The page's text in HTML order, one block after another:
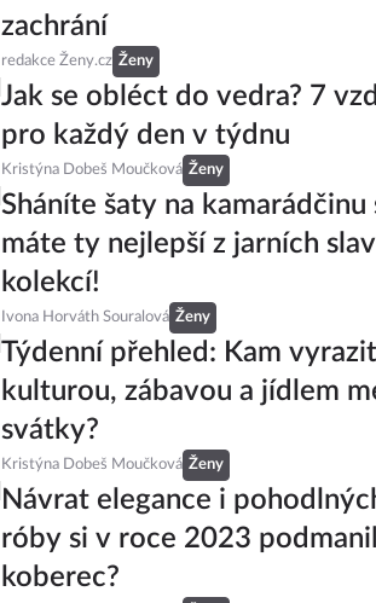
zachrání
redakce Ženy.cz Ženy
Jak se obléct do vedra? 7
pro každý den v týdnu
Kristýna Dobeš Moučková Ženy
Sháníte šaty na kamarádčinu
máte ty nejlepší z jarních
kolekcí!
Ivona Horváth Souralová Ženy
Týdenní přehled: Kam
kulturou, zábavou a jídlem
svátky?
Kristýna Dobeš Moučková Ženy
Návrat elegance i
róby si v roce 2023
koberec?